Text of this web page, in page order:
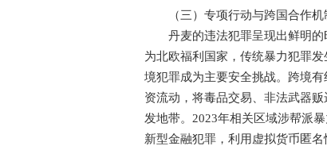
（三）专项行动与跨国合作机
丹麦的违法犯罪呈现出鲜明的
为北欧福利国家，传统暴力犯罪
境犯罪成为主要安全挑战。跨境
资流动，将毒品交易、非法武器
发地带。2023年相关区域涉帮派
新型金融犯罪，利用虚拟货币匿